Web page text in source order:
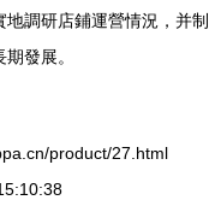
調研店鋪運營情況，并制
發展。
product/27.html